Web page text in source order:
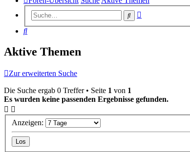
Suche
Suche
Aktive Themen
Zur erweiterten Suche
Die Suche ergab 0 Treffer • Seite 1 von 1
Es wurden keine passenden Ergebnisse gefunden.
Anzeigen: